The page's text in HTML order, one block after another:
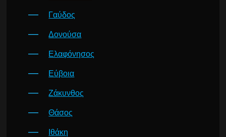
Γαύδος
Δονούσα
Ελαφόνησος
Εύβοια
Ζάκυνθος
Θάσος
Ιθάκη